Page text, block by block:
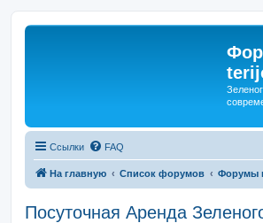
Ссылки FAQ
На главную Список форумов Форумы
Посуточная Аренда